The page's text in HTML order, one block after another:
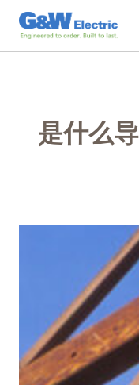
内
是什么